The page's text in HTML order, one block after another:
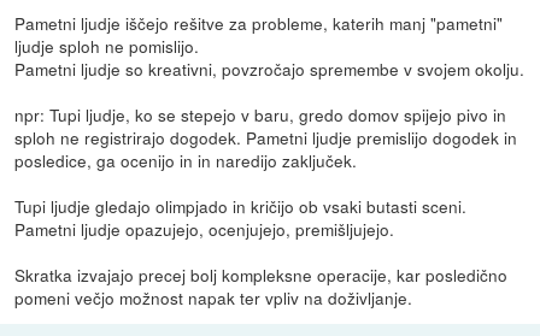
Pametni ljudje iščejo rešitve za probleme, katerih manj "pametni"
ljudje sploh ne pomislijo.
Pametni ljudje so kreativni, povzročajo spremembe v svojem okolju.
npr: Tupi ljudje, ko se stepejo v baru, gredo domov spijejo pivo in
sploh ne registrirajo dogodek. Pametni ljudje premislijo dogodek in
posledice, ga ocenijo in in naredijo zaključek.
Tupi ljudje gledajo olimpjado in kričijo ob vsaki butasti sceni.
Pametni ljudje opazujejo, ocenjujejo, premišljujejo.
Skratka izvajajo precej bolj kompleksne operacije, kar posledično
pomeni večjo možnost napak ter vpliv na doživljanje.